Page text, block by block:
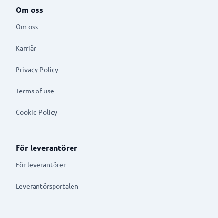
Om oss
Om oss
Karriär
Privacy Policy
Terms of use
Cookie Policy
För leverantörer
För leverantörer
Leverantörsportalen